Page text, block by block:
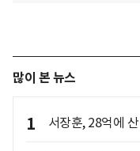
많이 본 뉴스
1 서장훈, 28억에